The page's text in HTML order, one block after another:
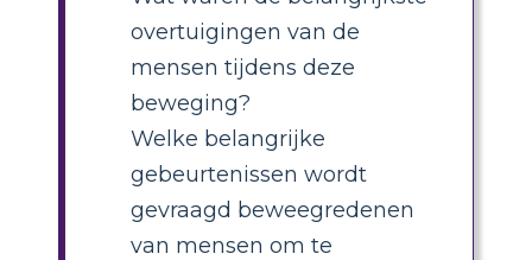
overtuigingen van de
mensen tijdens deze
beweging?
Welke belangrijke
gebeurtenissen wordt
gevraagd beweegredenen
van mensen om te